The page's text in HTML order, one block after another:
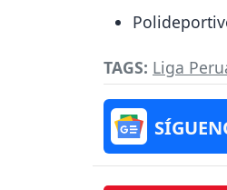
TAGS: Liga